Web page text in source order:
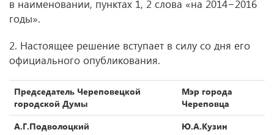
в наименовании, пунктах 1, 2 слова «на 2014−2016
годы».
2. Настоящее решение вступает в силу со дня его
официального опубликования.
Председатель Череповецкой
городской Думы
Мэр города
Череповца
А.Г.Подволоцкий
Ю.А.Кузин